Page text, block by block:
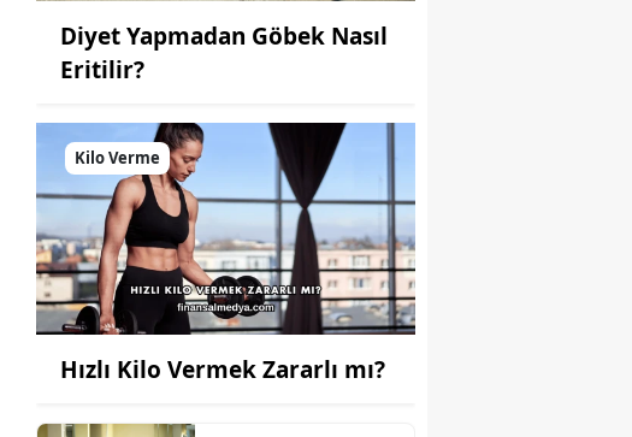
Diyet Yapmadan Göbek Nasıl
Eritilir?
Kilo Verme
Hızlı Kilo Vermek Zararlı mı?